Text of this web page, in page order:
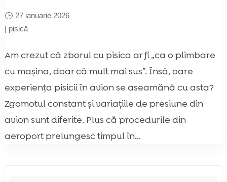
27 ianuarie 2026
| pisică
Am crezut că zborul cu pisica ar fi „ca o plimbare
cu mașina, doar că mult mai sus”. Însă, oare
experiența pisicii în avion se aseamănă cu asta?
Zgomotul constant și variațiile de presiune din
avion sunt diferite. Plus că procedurile din
aeroport prelungesc timpul în...